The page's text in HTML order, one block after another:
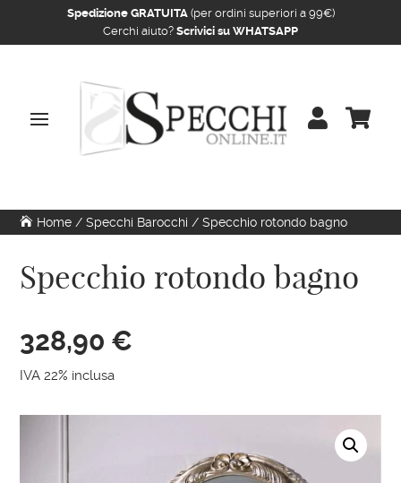
Spedizione GRATUITA(per ordini superiori a 99€)
Cerchi aiuto? Scrivici su WHATSAPP
 
Home /Specchi Barocchi / Specchio rotondo bagno
Specchio rotondo bagno
328,90 €
IVA 22% inclusa